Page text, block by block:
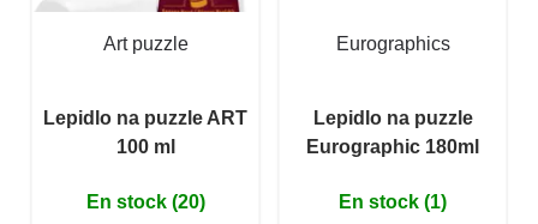
Art puzzle
Lepidlo na puzzle ART
100 ml
En stock (20)
Eurographics
Lepidlo na puzzle
Eurographic 180ml
En stock (1)